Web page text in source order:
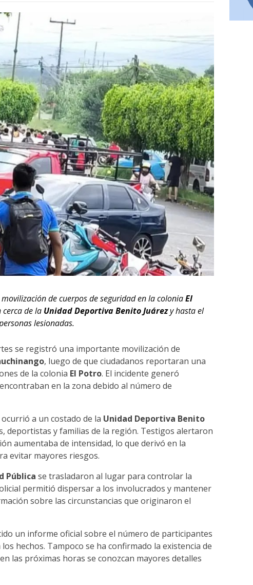
de cuerpos de seguridad en la coloniaEl
de la Unidad Deportiva Benito Juárezy hasta el
lesionadas.
se registró una importante movilización de
, luego de que ciudadanos reportaran una
de la colonia El Potro. El incidente generó
en la zona debido al número de
a un costado de la Unidad Deportiva Benito
deportistas y familias de la región. Testigos alertaron
aumentaba de intensidad, lo que derivó en la
evitar mayores riesgos.
Pública se trasladaron al lugar para controlar la
permitió dispersar a los involucrados y mantener
sobre las circunstancias que originaron el
un informe oficial sobre el número de participantes
hechos. Tampoco se ha confirmado la existencia de
las próximas horas se conozcan mayores detalles